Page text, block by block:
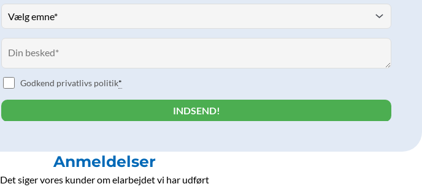
Godkend privatlivs politik*
Anmeldelser
Det siger vores kunder om elarbejdet vi har udført